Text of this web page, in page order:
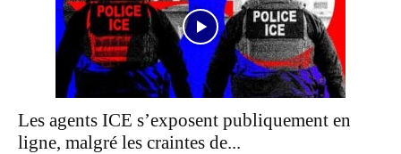
Les agents ICE s’exposent publiquement en
ligne, malgré les craintes de...